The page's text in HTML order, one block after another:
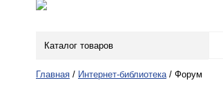
Каталог товаров
Главная / Интернет-библиотека / Форум